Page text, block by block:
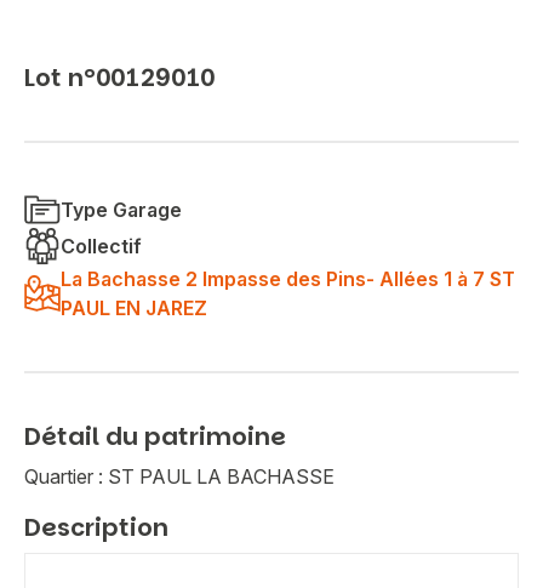
Lot n°00129010
Type Garage
Collectif
La Bachasse 2 Impasse des Pins- Allées 1 à 7 ST
PAUL EN JAREZ
Détail du patrimoine
Quartier : ST PAUL LA BACHASSE
Description